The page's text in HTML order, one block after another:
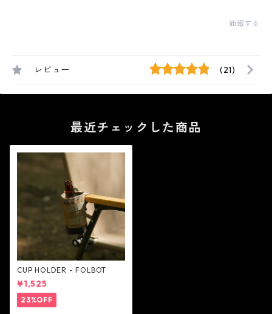
通報する
レビュー (21)
最近チェックした商品
CUP HOLDER - FOLBOT
¥1,525
23%OFF